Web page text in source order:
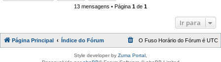
13 mensagens • Página 1 de 1
Ir para
Página Principal Índice do Fórum O Fuso Horário do Fórum é UTC
Style developer by Zuma Portal